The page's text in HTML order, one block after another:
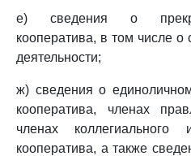
е) сведения о
кооператива, в том числе
деятельности;
ж) сведения о
кооператива, членах
членах коллегиального
кооператива, а также